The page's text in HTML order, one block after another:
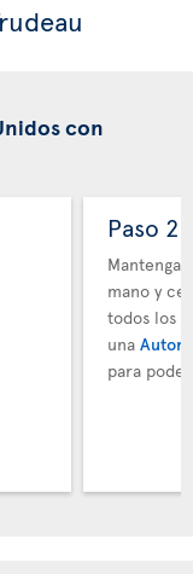
con
Paso 2
Mantenga
mano y
todos los
una
para